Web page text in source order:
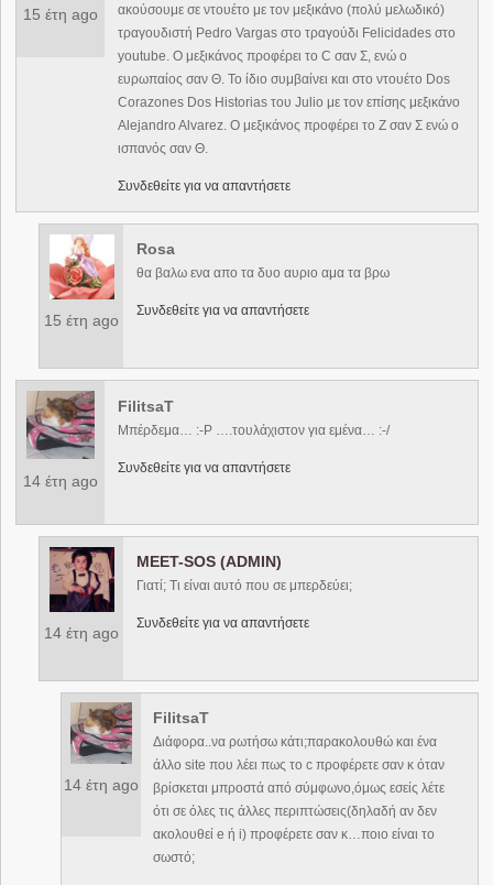
15 έτη ago
ακούσουμε σε ντουέτο με τον μεξικάνο (πολύ μελωδικό)
τραγουδιστή Pedro Vargas στο τραγούδι Felicidades στο
youtube. Ο μεξικάνος προφέρει το C σαν Σ, ενώ ο
ευρωπαίος σαν Θ. Το ίδιο συμβαίνει και στο ντουέτο Dos
Corazones Dos Historias του Julio με τον επίσης μεξικάνο
Alejandro Alvarez. Ο μεξικάνος προφέρει το Z σαν Σ ενώ ο
ισπανός σαν Θ.
Συνδεθείτε για να απαντήσετε
15 έτη ago
Rosa
θα βαλω ενα απο τα δυο αυριο αμα τα βρω
Συνδεθείτε για να απαντήσετε
14 έτη ago
FilitsaT
Μπέρδεμα… :-P ….τουλάχιστον για εμένα… :-/
Συνδεθείτε για να απαντήσετε
14 έτη ago
MEET-SOS (ADMIN)
Γιατί; Τι είναι αυτό που σε μπερδεύει;
Συνδεθείτε για να απαντήσετε
14 έτη ago
FilitsaT
Διάφορα..να ρωτήσω κάτι;παρακολουθώ και ένα
άλλο site που λέει πως το c προφέρετε σαν κ όταν
βρίσκεται μπροστά από σύμφωνο,όμως εσείς λέτε
ότι σε όλες τις άλλες περιπτώσεις(δηλαδή αν δεν
ακολουθεί e ή i) προφέρετε σαν κ…ποιο είναι το
σωστό;